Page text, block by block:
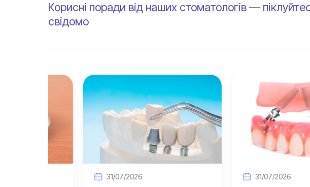
Корисні поради від наших стоматологів —
свідомо
31/07/2026 31/07/2026